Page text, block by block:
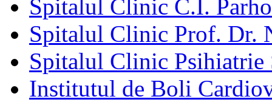
Spitalul Clinic C.I.
Spitalul Clinic Prof. Dr.
Spitalul Clinic Psihiatrie
Institutul de Boli